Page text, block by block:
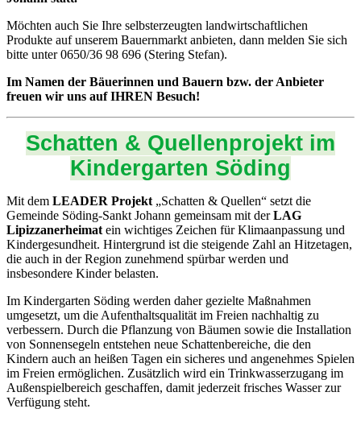
Möchten auch Sie Ihre selbsterzeugten landwirtschaftlichen
Produkte auf unserem Bauernmarkt anbieten, dann melden Sie sich
bitte unter 0650/36 98 696 (Stering Stefan).
Im Namen der Bäuerinnen und Bauern bzw. der Anbieter
freuen wir uns auf IHREN Besuch!
Schatten & Quellenprojekt im
Kindergarten Söding
Mit dem LEADER Projekt „Schatten & Quellen“ setzt die
Gemeinde Söding-Sankt Johann gemeinsam mit derLAG
Lipizzanerheimat ein wichtiges Zeichen für Klimaanpassung und
Kindergesundheit. Hintergrund ist die steigende Zahl an Hitzetagen,
die auch in der Region zunehmend spürbar werden und
insbesondere Kinder belasten.
Im Kindergarten Söding werden daher gezielte Maßnahmen
umgesetzt, um die Aufenthaltsqualität im Freien nachhaltig zu
verbessern. Durch die Pflanzung von Bäumen sowie die Installation
von Sonnensegeln entstehen neue Schattenbereiche, die den
Kindern auch an heißen Tagen ein sicheres und angenehmes Spielen
im Freien ermöglichen. Zusätzlich wird ein Trinkwasserzugang im
Außenspielbereich geschaffen, damit jederzeit frisches Wasser zur
Verfügung steht.